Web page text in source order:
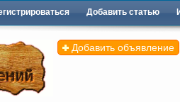
Добавить статью
Добавить объявление
Все объявления